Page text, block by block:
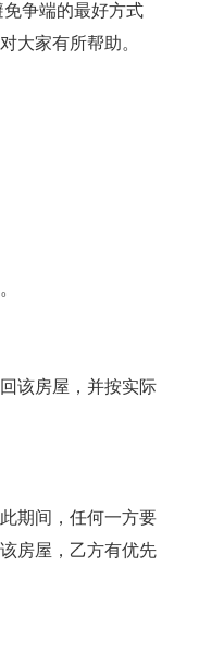
争端的最好方式
大家有所帮助。
该房屋，并按实际
期间，任何一方要
房屋，乙方有优先